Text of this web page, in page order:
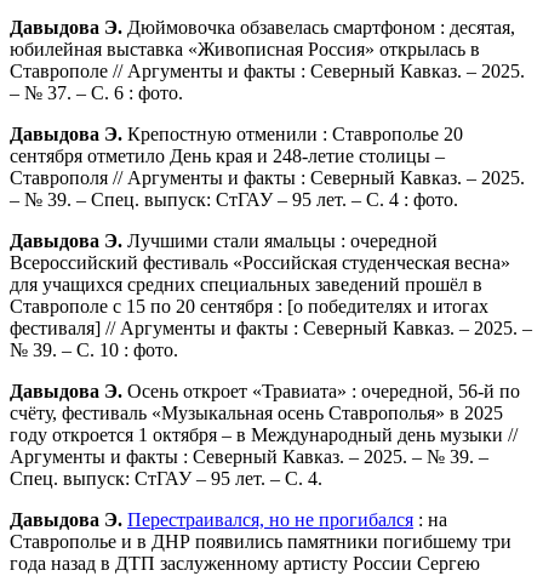
Давыдова Э. Дюймовочка обзавелась смартфоном : десятая,
юбилейная выставка «Живописная Россия» открылась в
Ставрополе // Аргументы и факты : Северный Кавказ. – 2025.
– № 37. – С. 6 : фото.
Давыдова Э. Крепостную отменили : Ставрополье 20
сентября отметило День края и 248-летие столицы –
Ставрополя // Аргументы и факты : Северный Кавказ. – 2025.
– № 39. – Спец. выпуск: СтГАУ – 95 лет. – С. 4 : фото.
Давыдова Э. Лучшими стали ямальцы : очередной
Всероссийский фестиваль «Российская студенческая весна»
для учащихся средних специальных заведений прошёл в
Ставрополе с 15 по 20 сентября : [о победителях и итогах
фестиваля] // Аргументы и факты : Северный Кавказ. – 2025. –
№ 39. – С. 10 : фото.
Давыдова Э. Осень откроет «Травиата» : очередной, 56-й по
счёту, фестиваль «Музыкальная осень Ставрополья» в 2025
году откроется 1 октября – в Международный день музыки //
Аргументы и факты : Северный Кавказ. – 2025. – № 39. –
Спец. выпуск: СтГАУ – 95 лет. – С. 4.
Давыдова Э. Перестраивался, но не прогибался : на
Ставрополье и в ДНР появились памятники погибшему три
года назад в ДТП заслуженному артисту России Сергею